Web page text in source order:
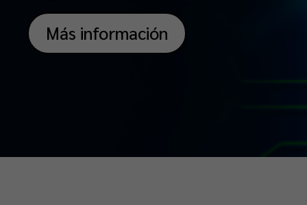
Más información